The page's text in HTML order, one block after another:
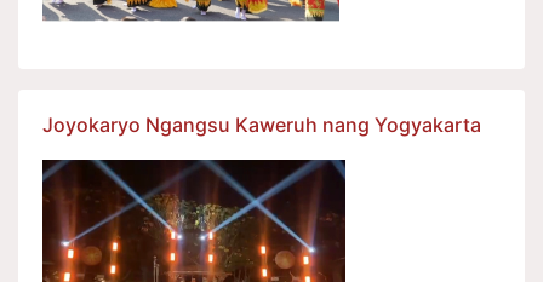
Joyokaryo Ngangsu Kaweruh nang Yogyakarta